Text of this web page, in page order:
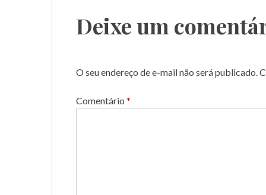
Deixe um
O seu endereço de e-mail não será publicado.
Comentário *